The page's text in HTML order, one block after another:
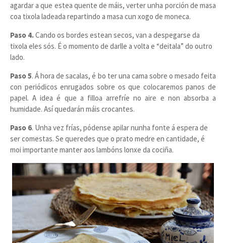
agardar a que estea quente de máis, verter unha porción de masa
coa tixola ladeada repartindo a masa cun xogo de moneca.
Paso 4.Cando os bordes estean secos, van a despegarse da
tixola eles sós. É o momento de darlle a volta e “deitala” do outro
lado.
Paso 5. Á hora de sacalas, é bo ter una cama sobre o mesado feita
con periódicos enrugados sobre os que colocaremos panos de
papel. A idea é que a filloa arrefríe no aire e non absorba a
humidade. Así quedarán máis crocantes.
Paso 6. Unha vez frías, pódense apilar nunha fonte á espera de
ser comestas. Se queredes que o prato medre en cantidade, é
moi importante manter aos lambóns lonxe da cociña.